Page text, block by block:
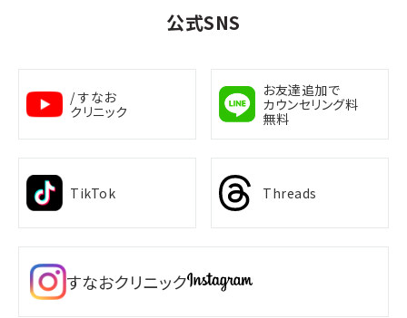
公式SNS
/ すなお
クリニック
お友達追加で
カウンセリング料
無料
TikTok Threads
すなおクリニック